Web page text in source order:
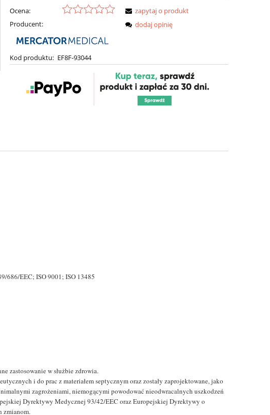
Ocena:
Producent:
Kod produktu: EF8F-93044
zapytaj o produkt
dodaj opinię
686/EEC; ISO 9001; ISO 13485
zastosowanie w służbie zdrowia.
i do prac z materiałem septycznym oraz zostały zaprojektowane, jako
zagrożeniami, niemogącymi powodować nieodwracalnych uszkodzeń
Dyrektywy Medycznej 93/42/EEC oraz Europejskiej Dyrektywy o
zmianom.